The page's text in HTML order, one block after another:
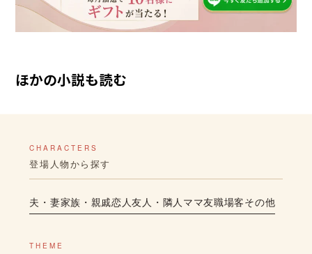
ほかの小説も読む
CHARACTERS
登場人物から探す
夫・妻家族・親戚恋人友人・隣人 ママ友職場客その他
THEME